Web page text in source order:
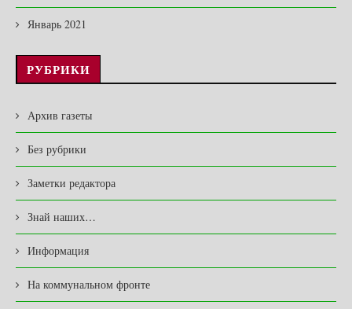
Январь 2021
РУБРИКИ
Архив газеты
Без рубрики
Заметки редактора
Знай наших…
Информация
На коммунальном фронте